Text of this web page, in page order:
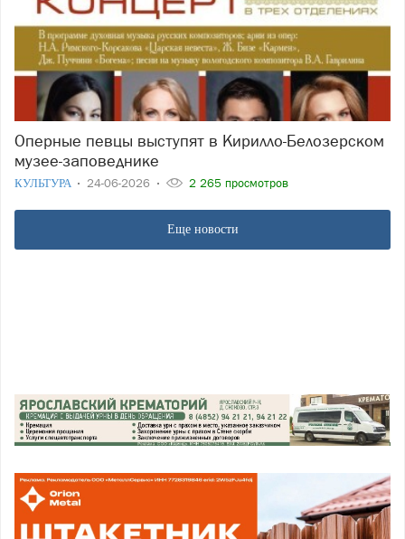
Оперные певцы выступят в Кирилло-Белозерском
музее-заповеднике
КУЛЬТУРА 24-06-2026 2 265 просмотров
Еще новости